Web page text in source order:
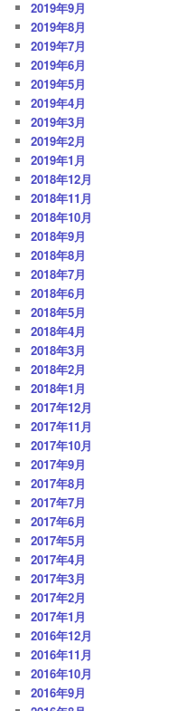
2019年9月
2019年8月
2019年7月
2019年6月
2019年5月
2019年4月
2019年3月
2019年2月
2019年1月
2018年12月
2018年11月
2018年10月
2018年9月
2018年8月
2018年7月
2018年6月
2018年5月
2018年4月
2018年3月
2018年2月
2018年1月
2017年12月
2017年11月
2017年10月
2017年9月
2017年8月
2017年7月
2017年6月
2017年5月
2017年4月
2017年3月
2017年2月
2017年1月
2016年12月
2016年11月
2016年10月
2016年9月